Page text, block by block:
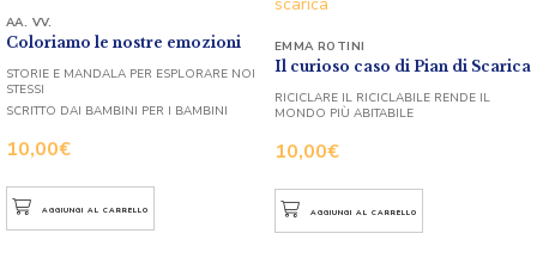
Coloriamo le nostre emozioni
10,00€
AA. VV.
STORIE E MANDALA PER ESPLORARE NOI
STESSI
SCRITTO DAI BAMBINI PER I BAMBINI
AGGIUNGI AL CARRELLO
Il curioso caso di Pian di Scarica
10,00€
EMMA ROTINI
RICICLARE IL RICICLABILE RENDE IL
MONDO PIÙ ABITABILE
AGGIUNGI AL CARRELLO